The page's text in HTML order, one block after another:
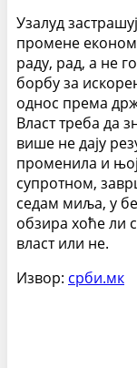
Узалуд
промене
раду, рад, а не
борбу за
однос према
Власт треба да
више не дају
променила и
супротном,
седам миља, у
обзира хоће ли
власт или не.
Извор: срби.мк